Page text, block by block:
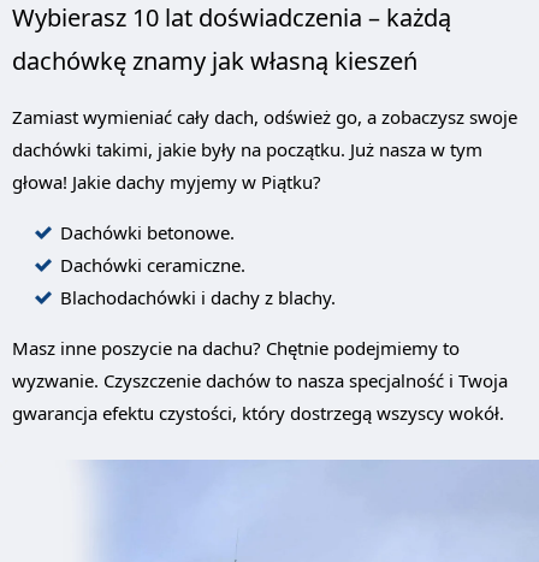
Wybierasz 10 lat doświadczenia – każdą
dachówkę znamy jak własną kieszeń
Zamiast wymieniać cały dach, odśwież go, a zobaczysz swoje
dachówki takimi, jakie były na początku. Już nasza w tym
głowa! Jakie dachy myjemy w Piątku?
Dachówki betonowe.
Dachówki ceramiczne.
Blachodachówki i dachy z blachy.
Masz inne poszycie na dachu? Chętnie podejmiemy to
wyzwanie. Czyszczenie dachów to nasza specjalność i Twoja
gwarancja efektu czystości, który dostrzegą wszyscy wokół.